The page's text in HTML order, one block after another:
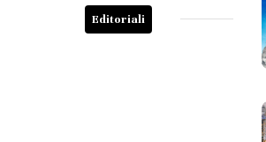
Editoriali